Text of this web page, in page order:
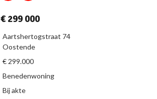
€ 299 000
Aartshertogstraat 74
Oostende
€ 299.000
Benedenwoning
Bij akte